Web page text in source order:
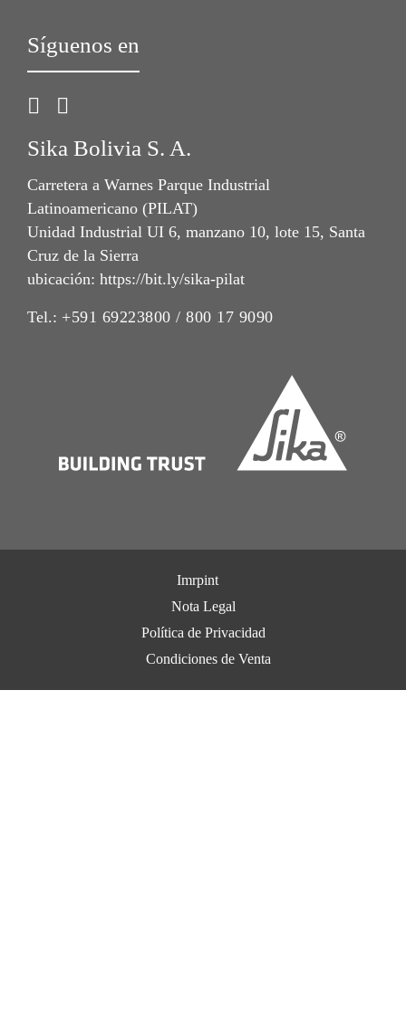
Síguenos en
Sika Bolivia S. A.
Carretera a Warnes Parque Industrial
Latinoamericano (PILAT)
Unidad Industrial UI 6, manzano 10, lote 15, Santa
Cruz de la Sierra
ubicación: https://bit.ly/sika-pilat
Tel.: +591 69223800 / 800 17 9090
Imrpint
Nota Legal
Política de Privacidad
Condiciones de Venta